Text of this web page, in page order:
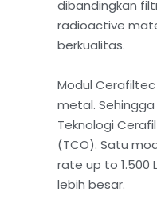
dibandingkan
radioactive
berkualitas.
Modul
metal.
Teknologi
(TCO). Satu
rate up to 1.500
lebih besar.